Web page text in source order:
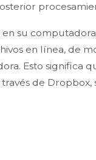
su
en línea, de
Esto significa
de Dropbox,